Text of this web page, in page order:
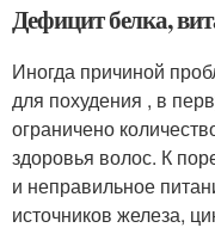
Дефицит белка,
Иногда причиной
для похудения , в
ограничено
здоровья волос. К
и неправильное
источников железа,